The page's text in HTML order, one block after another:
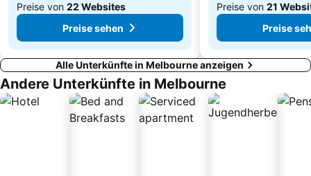
Preise von 22 Websites
Preise sehen
Preise von 21
Preise
Alle Unterkünfte in Melbourne anzeigen
Andere Unterkünfte in Melbourne